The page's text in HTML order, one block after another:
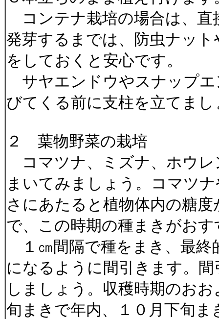
コンテナ栽培の場合は、直
発芽するまでは、防虫ナッ
をしておくと安心です。
サヤエンドウやスナップエ
びてくる前に支柱を立てまし
２ 葉物野菜の栽培
コマツナ、ミズナ、ホウレ
まいてみましょう。コマツ
さにあたると植物体内の糖
で、この時期の種まきがお
１㎝間隔で種をまき、最終
になるように間引きます。
しましょう。収穫時期のお
旬まきで年内、１０月下旬